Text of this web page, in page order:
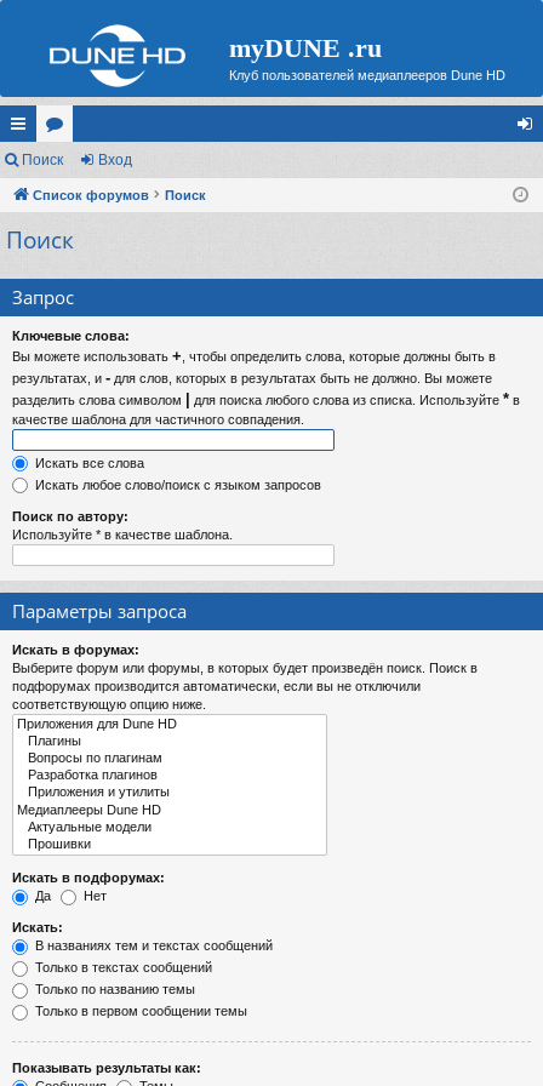
myDUNE .ru
Клуб пользователей медиаплееров Dune HD
с
ы
лк
ор
ум д
Поиск Вход
Список форумов Поиск
Поиск
Запрос
Ключевые слова:
Вы можете использовать + , чтобы определить слова, которые должны быть в
результатах, и - для слов, которых в результатах быть не должно. Вы можете
разделить слова символом | для поиска любого слова из списка. Используйте * в
качестве шаблона для частичного совпадения.
Искать все слова
Искать любое слово/поиск с языком запросов
Поиск по автору:
Используйте * в качестве шаблона.
Параметры запроса
Искать в форумах:
Выберите форум или форумы, в которых будет произведён поиск. Поиск в
подфорумах производится автоматически, если вы не отключили
соответствующую опцию ниже.
Искать в подфорумах:
Да
Нет
Искать:
В названиях тем и текстах сообщений
Только в текстах сообщений
Только по названию темы
Только в первом сообщении темы
Показывать результаты как: